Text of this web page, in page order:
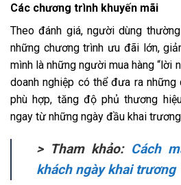
Các chương trình khuyến mãi
Theo đánh giá, người dùng
những chương trình ưu đãi lớn,
mình là những người mua hàng “lời
doanh nghiệp có thể đưa ra những
phù hợp, tăng độ phủ thương
ngay từ những ngày đầu khai
> Tham khảo:Cách
khách ngày khai trương